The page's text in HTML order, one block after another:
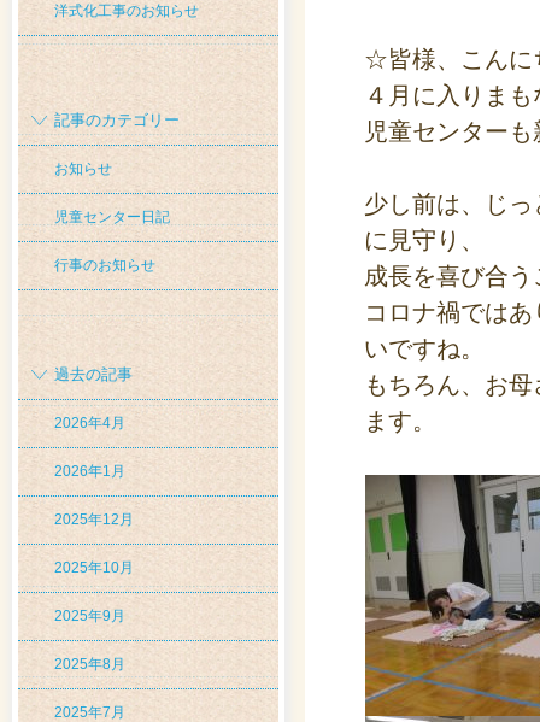
洋式化工事のお知らせ
記事のカテゴリー
お知らせ
児童センター日記
行事のお知らせ
過去の記事
2026年4月
2026年1月
2025年12月
2025年10月
2025年9月
2025年8月
2025年7月
☆皆様、こん
４月に入りま
児童センター
少し前は、じ
に見守り、
成長を喜び合
コロナ禍では
いですね。
もちろん、お
ます。